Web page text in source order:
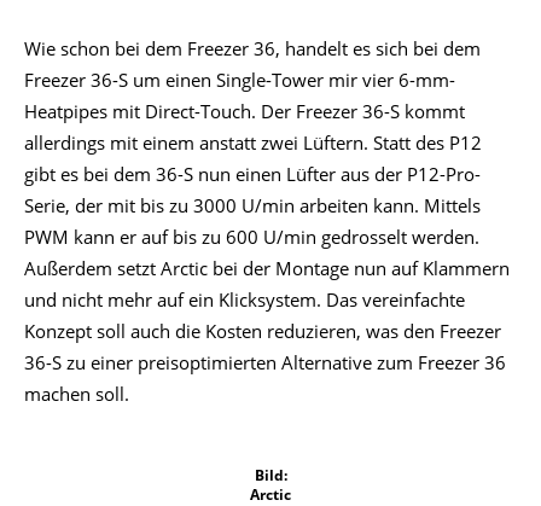
Wie schon bei dem Freezer 36, handelt es sich bei dem
Freezer 36-S um einen Single-Tower mir vier 6-mm-
Heatpipes mit Direct-Touch. Der Freezer 36-S kommt
allerdings mit einem anstatt zwei Lüftern. Statt des P12
gibt es bei dem 36-S nun einen Lüfter aus der P12-Pro-
Serie, der mit bis zu 3000 U/min arbeiten kann. Mittels
PWM kann er auf bis zu 600 U/min gedrosselt werden.
Außerdem setzt Arctic bei der Montage nun auf Klammern
und nicht mehr auf ein Klicksystem. Das vereinfachte
Konzept soll auch die Kosten reduzieren, was den Freezer
36-S zu einer preisoptimierten Alternative zum Freezer 36
machen soll.
Bild:
Arctic